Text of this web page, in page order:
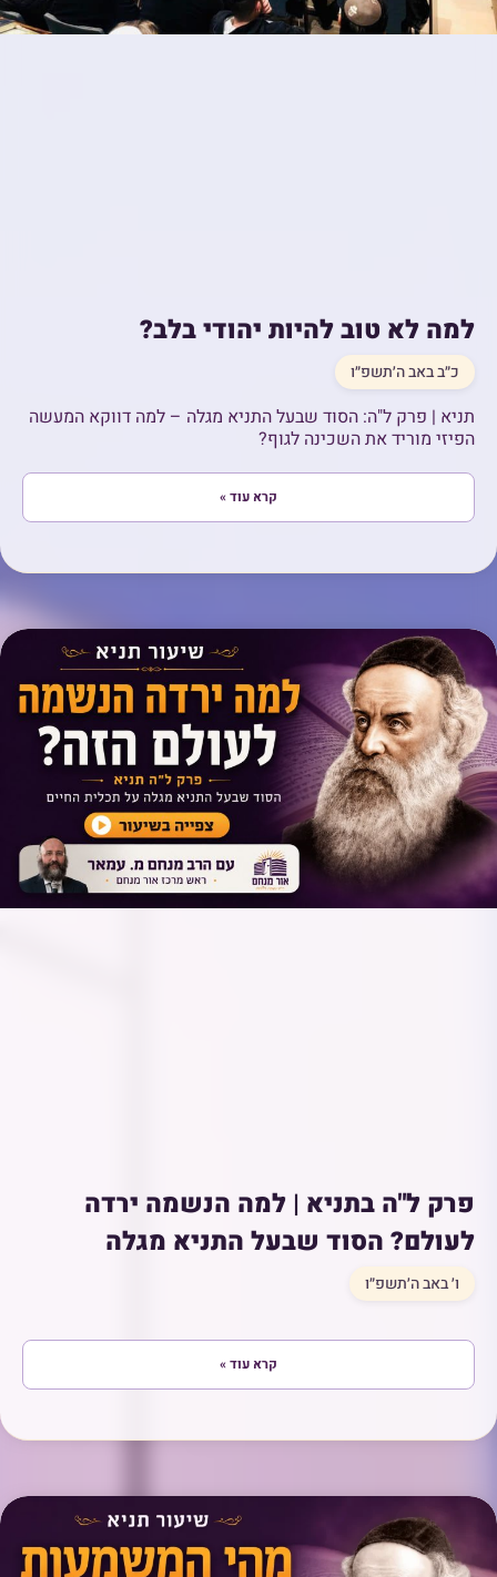
למה לא טוב להיות יהודי בלב?
כ״ב באב ה׳תשפ״ו
תניא | פרק ל"ה: הסוד שבעל התניא מגלה – למה דווקא המעשה
הפיזי מוריד את השכינה לגוף?
קרא עוד »
פרק ל"ה בתניא | למה הנשמה ירדה
לעולם? הסוד שבעל התניא מגלה
ו׳ באב ה׳תשפ״ו
קרא עוד »